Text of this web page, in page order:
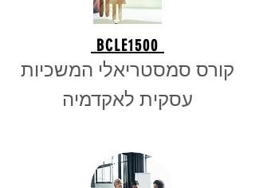
קורס סמסטריאלי המשכיות
עסקית לאקדמיה